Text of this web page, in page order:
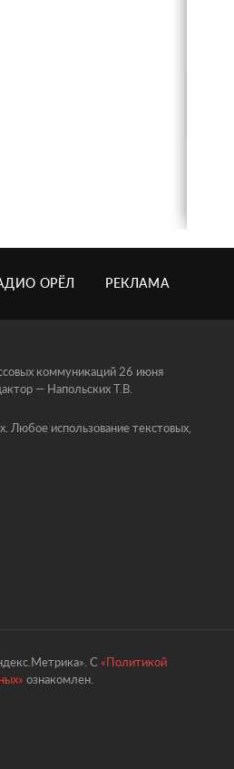
ОРЁЛ РЕКЛАМА
коммуникаций 26 июня
— Напольских Т.В.
Любое использование текстовых,
С«Политикой
ознакомлен.